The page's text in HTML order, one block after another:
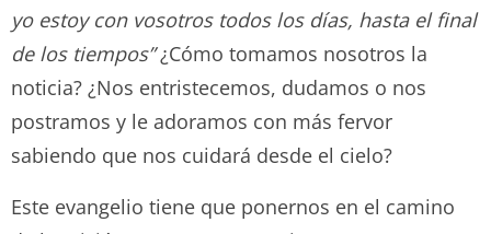
yo estoy con vosotros todos los días, hasta el final
de los tiempos” ¿Cómo tomamos nosotros la
noticia? ¿Nos entristecemos, dudamos o nos
postramos y le adoramos con más fervor
sabiendo que nos cuidará desde el cielo?
Este evangelio tiene que ponernos en el camino